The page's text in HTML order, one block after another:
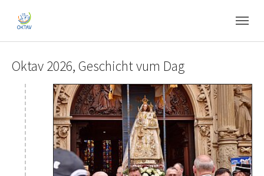
Oktav 2026, Geschicht vum Dag